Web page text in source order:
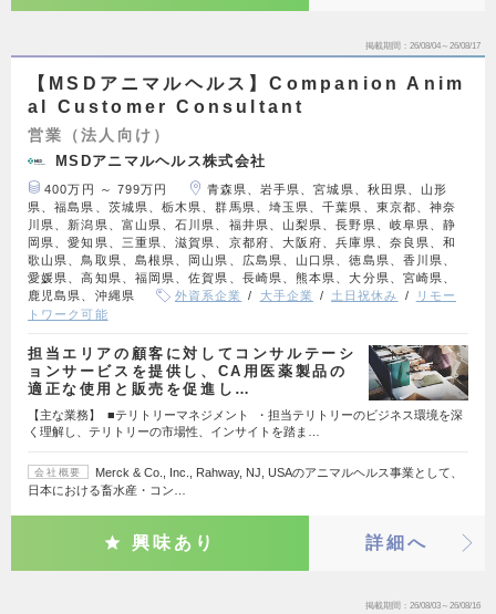
掲載期間 26/08/04～26/08/17
【MSDアニマルヘルス】Companion Anim
al Customer Consultant
営業（法人向け）
MSDアニマルヘルス株式会社
400万円 ～ 799万円
青森県、岩手県、宮城県、秋田県、山形
県、福島県、茨城県、栃木県、群馬県、埼玉県、千葉県、東京都、神奈
川県、新潟県、富山県、石川県、福井県、山梨県、長野県、岐阜県、静
岡県、愛知県、三重県、滋賀県、京都府、大阪府、兵庫県、奈良県、和
歌山県、鳥取県、島根県、岡山県、広島県、山口県、徳島県、香川県、
愛媛県、高知県、福岡県、佐賀県、長崎県、熊本県、大分県、宮崎県、
鹿児島県、沖縄県
外資系企業 大手企業 土日祝休み
リモー
トワーク可能
担当エリアの顧客に対してコンサルテーシ
ョンサービスを提供し、CA用医薬製品の
適正な使用と販売を促進し…
【主な業務】 ■テリトリーマネジメント ・担当テリトリーのビジネス環境を深
く理解し、テリトリーの市場性、インサイトを踏ま…
会社概要
Merck & Co., Inc., Rahway, NJ, USAのアニマルヘルス事業として、
日本における畜水産・コン…
興味あり 詳細へ
掲載期間 26/08/03～26/08/16